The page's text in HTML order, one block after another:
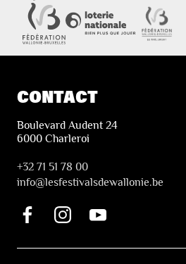
CONTACT
Boulevard Audent 24
6000 Charleroi
+32 71 51 78 00
info@lesfestivalsdewallonie.be